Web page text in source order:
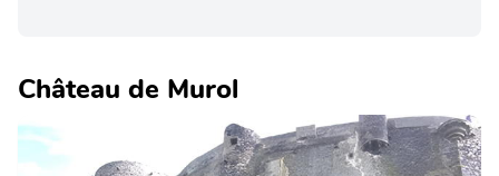
Château de Murol